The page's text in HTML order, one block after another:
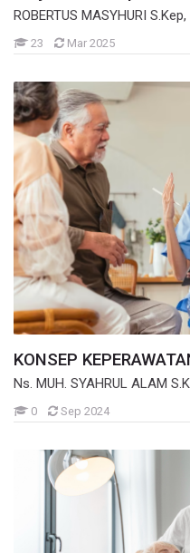
ROBERTUS MASYHURI
23 Mahasiswa
Mar 2025
KONSEP
Ns. MUH. SYAHRUL ALAM
0Mahasiswa
Sep 2024